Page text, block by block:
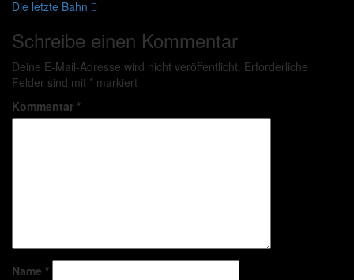
Die letzte Bahn
Schreibe einen Kommentar
Deine E-Mail-Adresse wird nicht veröffentlicht. Erforderliche
Felder sind mit * markiert
Kommentar *
Name *